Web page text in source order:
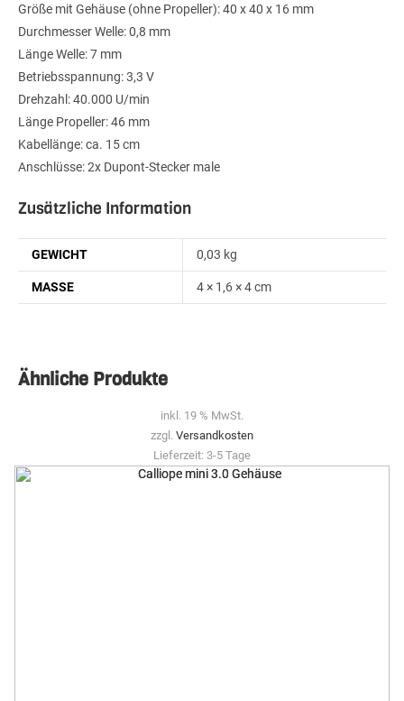
Größe mit Gehäuse (ohne Propeller): 40 x 40 x 16 mm
Durchmesser Welle: 0,8 mm
Länge Welle: 7 mm
Betriebsspannung: 3,3 V
Drehzahl: 40.000 U/min
Länge Propeller: 46 mm
Kabellänge: ca. 15 cm
Anschlüsse: 2x Dupont-Stecker male
Zusätzliche Information
GEWICHT 0,03 kg
MASSE 4 × 1,6 × 4 cm
Ähnliche Produkte
inkl. 19 % MwSt.
zzgl. Versandkosten
Lieferzeit: 3-5 Tage